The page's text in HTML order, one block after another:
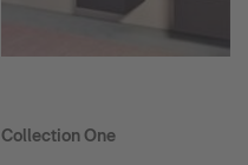
Collection One